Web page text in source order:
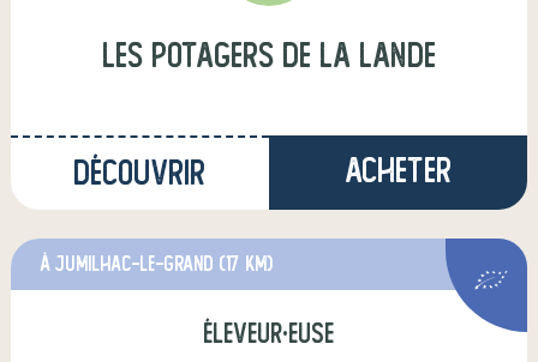
Les Potagers de la Lande
Découvrir Acheter
à Jumilhac-le-Grand (17 km)
éleveur·euse